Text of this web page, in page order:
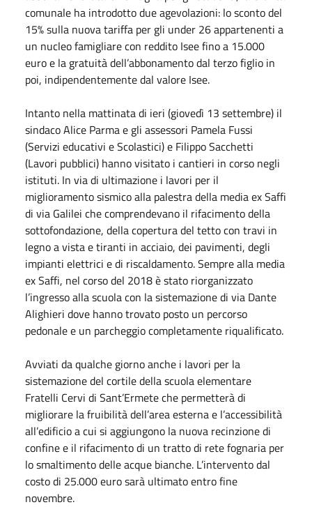
comunale ha introdotto due agevolazioni: lo sconto del
15% sulla nuova tariffa per gli under 26 appartenenti a
un nucleo famigliare con reddito Isee fino a 15.000
euro e la gratuità dell’abbonamento dal terzo figlio in
poi, indipendentemente dal valore Isee.
Intanto nella mattinata di ieri (giovedì 13 settembre) il
sindaco Alice Parma e gli assessori Pamela Fussi
(Servizi educativi e Scolastici) e Filippo Sacchetti
(Lavori pubblici) hanno visitato i cantieri in corso negli
istituti. In via di ultimazione i lavori per il
miglioramento sismico alla palestra della media ex Saffi
di via Galilei che comprendevano il rifacimento della
sottofondazione, della copertura del tetto con travi in
legno a vista e tiranti in acciaio, dei pavimenti, degli
impianti elettrici e di riscaldamento. Sempre alla media
ex Saffi, nel corso del 2018 è stato riorganizzato
l’ingresso alla scuola con la sistemazione di via Dante
Alighieri dove hanno trovato posto un percorso
pedonale e un parcheggio completamente riqualificato.
Avviati da qualche giorno anche i lavori per la
sistemazione del cortile della scuola elementare
Fratelli Cervi di Sant’Ermete che permetterà di
migliorare la fruibilità dell’area esterna e l’accessibilità
all’edificio a cui si aggiungono la nuova recinzione di
confine e il rifacimento di un tratto di rete fognaria per
lo smaltimento delle acque bianche. L’intervento dal
costo di 25.000 euro sarà ultimato entro fine
novembre.